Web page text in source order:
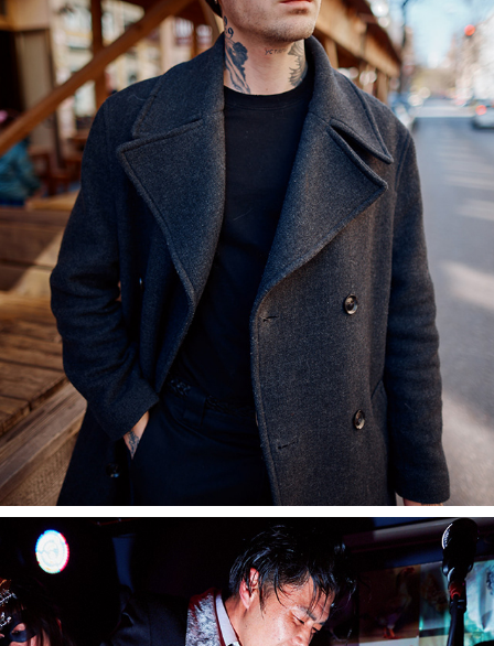
MUNICH GLOCKENBACH
April, 2025